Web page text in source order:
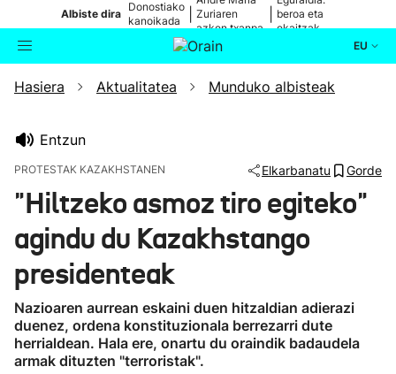
Albiste dira
Donostiako
kanoikada
Zuriaren
azken txanpa
beroa eta
ekaitzak
EU
Bilatzailea Aktualitatea
Ikusmiran
Hasiera Aktualitatea Munduko albisteak
Entzun
PROTESTAK KAZAKHSTANEN Elkarbanatu Gorde
"Hiltzeko asmoz tiro egiteko"
agindu du Kazakhstango
presidenteak
Nazioaren aurrean eskaini duen hitzaldian adierazi
duenez, ordena konstituzionala berrezarri dute
herrialdean. Hala ere, onartu du oraindik badaudela
armak dituzten "terroristak".